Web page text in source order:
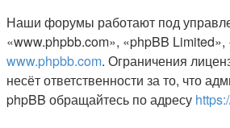
Наши форумы работают под
«www.phpbb.com», «phpBB
www.phpbb.com. Ограничения
несёт ответственности за то, что
phpBB обращайтесь по адресу